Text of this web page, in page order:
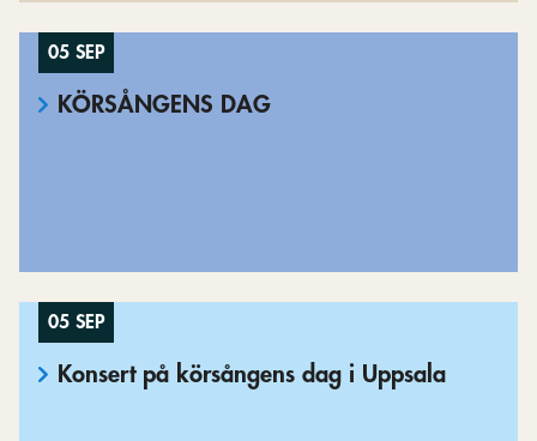
05 SEP
KÖRSÅNGENS DAG
05 SEP
Konsert på körsångens dag i Uppsala